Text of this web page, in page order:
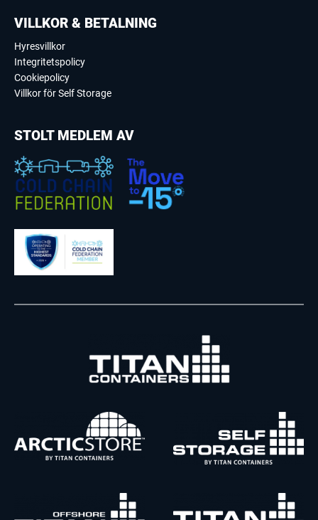
VILLKOR & BETALNING
Hyresvillkor
Integritetspolicy
Cookiepolicy
Villkor för Self Storage
STOLT MEDLEM AV